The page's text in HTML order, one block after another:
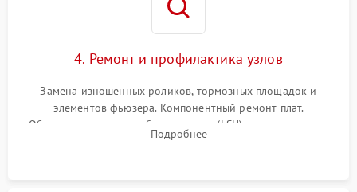
4. Ремонт и профилактика узлов
Замена изношенных роликов, тормозных площадок и
элементов фьюзера. Компонентный ремонт плат.
Обязательная очистка блока лазера (LSU), зеркал и тракта
печати от просыпанного тонера и бумажной пыли.
Подробнее